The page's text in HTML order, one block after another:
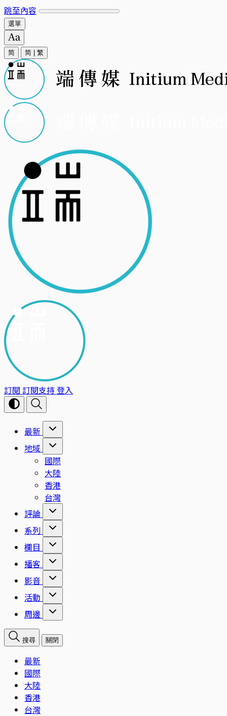
跳至內容
選單
简 简 繁
訂閱 訂閱支持登入
最新
地域
國際
大陸
香港
台灣
評論
系列
欄目
播客
影音
活動
周邊
搜尋 關閉
最新
國際
大陸
香港
台灣